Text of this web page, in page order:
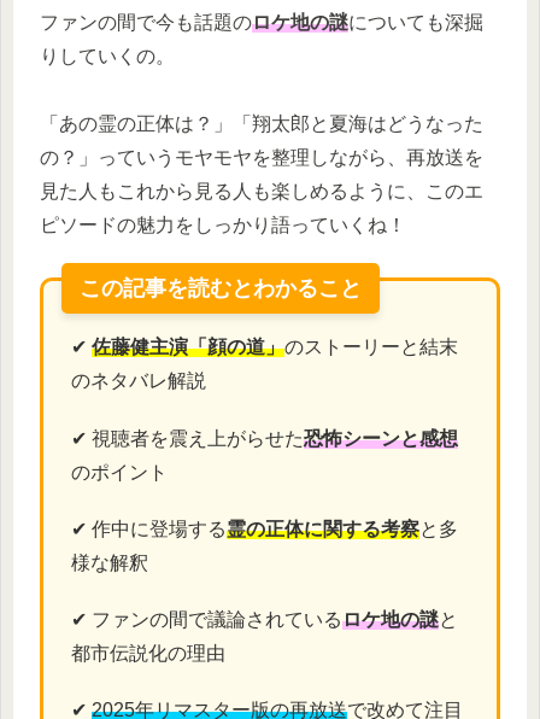
ファンの間で今も話題のロケ地の謎についても深掘
りしていくの。
「あの霊の正体は？」「翔太郎と夏海はどうなった
の？」っていうモヤモヤを整理しながら、再放送を
見た人もこれから見る人も楽しめるように、このエ
ピソードの魅力をしっかり語っていくね！
この記事を読むとわかること
✔佐藤健主演「顔の道」のストーリーと結末
のネタバレ解説
✔ 視聴者を震え上がらせた恐怖シーンと感想
のポイント
✔ 作中に登場する霊の正体に関する考察と多
様な解釈
✔ ファンの間で議論されているロケ地の謎と
都市伝説化の理由
✔2025年リマスター版の再放送で改めて注目